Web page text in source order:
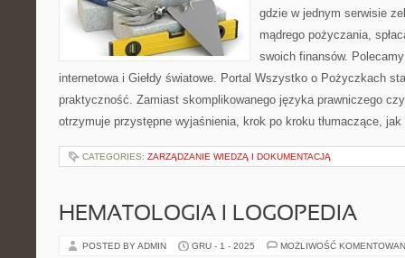
gdzie w jednym serwisie
mądrego pożyczania,
swoich finansów.
internetowa i Giełdy światowe. Portal Wszystko o Pożyczkach
praktyczność. Zamiast skomplikowanego języka prawniczego
otrzymuje przystępne wyjaśnienia, krok po kroku tłumaczące,
CATEGORIES: ZARZĄDZANIE WIEDZĄ I DOKUMENTACJĄ
HEMATOLOGIA I LOGOPEDIA
POSTED BY ADMIN GRU - 1 - 2025 MOŻLIWOŚĆ